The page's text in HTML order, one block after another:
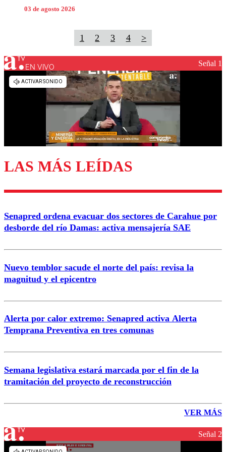
03 de agosto 2026
1 2 3 4 >
EN VIVO Señal 1
LAS MÁS LEÍDAS
Senapred ordena evacuar dos sectores de Carahue por
desborde del río Damas: activa mensajería SAE
Nuevo temblor sacude el norte del país: revisa la
magnitud y el epicentro
Alerta por calor extremo: Senapred activa Alerta
Temprana Preventiva en tres comunas
Semana legislativa estará marcada por el fin de la
tramitación del proyecto de reconstrucción
VER MÁS
Señal 2